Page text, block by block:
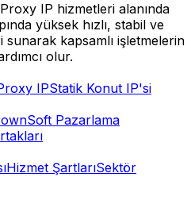
Proxy IP hizmetleri alanında
yüksek hızlı, stabil ve
kapsamlı işletmelerin
olur.
IPStatik Konut IP'si
Pazarlama
Hizmet ŞartlarıSektör